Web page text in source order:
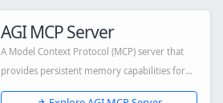
AGI MCP Server
A Model Context Protocol (MCP) server that
provides persistent memory capabilities for
AI...